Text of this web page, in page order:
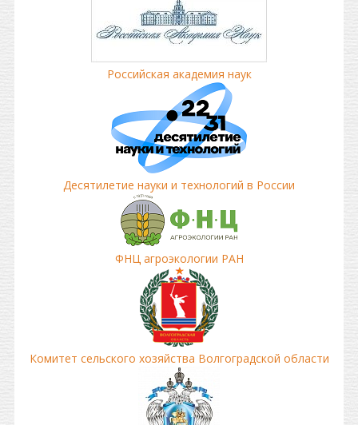
Российская академия наук
Десятилетие науки и технологий в России
ФНЦ агроэкологии РАН
Комитет сельского хозяйства Волгоградской области